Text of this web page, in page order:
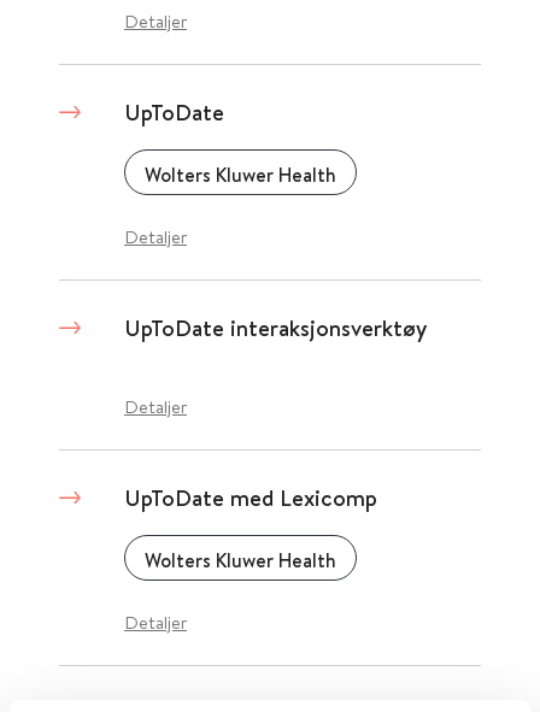
Detaljer
UpToDate
Wolters Kluwer Health
Detaljer
UpToDate interaksjonsverktøy
Detaljer
UpToDate med Lexicomp
Wolters Kluwer Health
Detaljer